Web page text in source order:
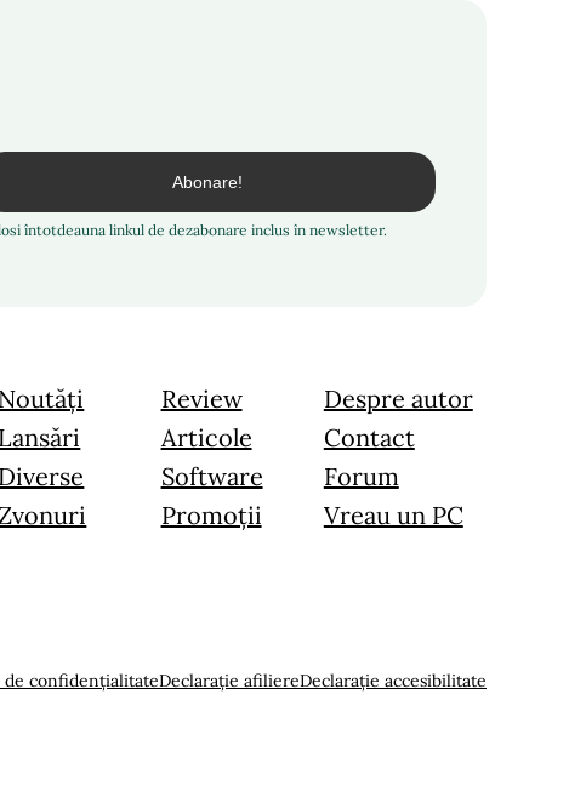
întotdeauna linkul de dezabonare inclus în newsletter.
Noutăți
Lansări
Diverse
Review
Articole
Software
Promoții
Despre autor
Contact
Forum
Vreau un PC
de confidențialitateDeclarație afiliereDeclarație accesibilitate